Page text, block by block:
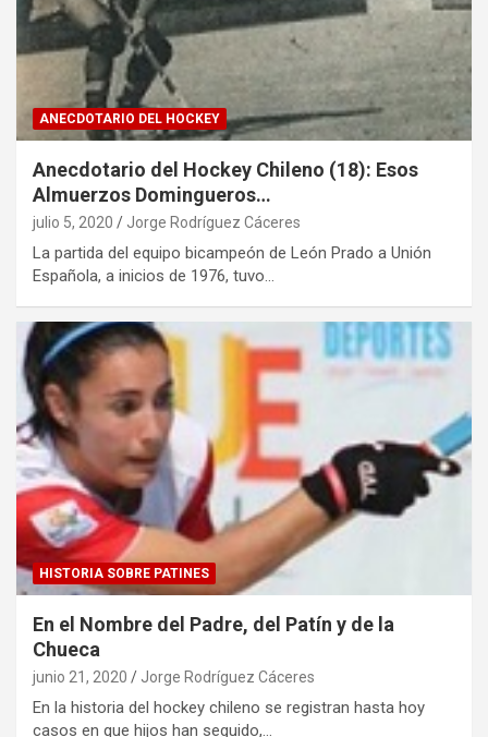
ANECDOTARIO DEL HOCKEY
Anecdotario del Hockey Chileno (18): Esos
Almuerzos Domingueros…
julio 5, 2020 Jorge Rodríguez Cáceres
La partida del equipo bicampeón de León Prado a Unión
Española, a inicios de 1976, tuvo…
HISTORIA SOBRE PATINES
En el Nombre del Padre, del Patín y de la
Chueca
junio 21, 2020 Jorge Rodríguez Cáceres
En la historia del hockey chileno se registran hasta hoy
casos en que hijos han seguido,…